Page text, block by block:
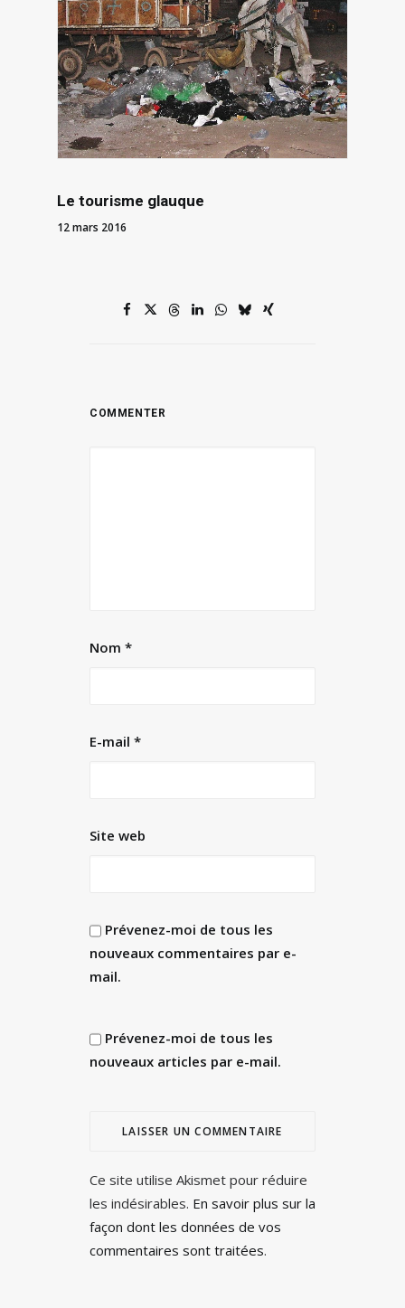
Le tourisme glauque
12 mars 2016
Nom *
E-mail *
Site web
Prévenez-moi de tous les
nouveaux commentaires par e-
mail.
Prévenez-moi de tous les
nouveaux articles par e-mail.
Ce site utilise Akismet pour réduire
les indésirables. En savoir plus sur la
façon dont les données de vos
commentaires sont traitées.